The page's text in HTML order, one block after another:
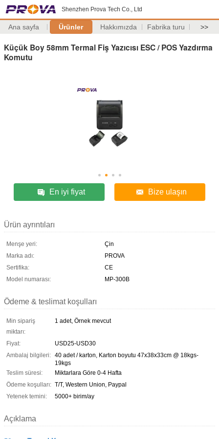
Shenzhen Prova Tech Co., Ltd
Ana sayfa Ürünler Hakkımızda Fabrika turu >>
Küçük Boy 58mm Termal Fiş Yazıcısı ESC / POS Yazdırma
Komutu
En iyi fiyat Bize ulaşın
Ürün ayrıntıları
Menşe yeri:
Çin
Marka adı:
PROVA
Sertifika:
CE
Model numarası:
MP-300B
Ödeme & teslimat koşulları
Min sipariş
miktarı:
1 adet, Örnek mevcut
Fiyat:
USD25-USD30
Ambalaj bilgileri: 40 adet / karton, Karton boyutu 47x38x33cm @ 18kgs-
19kgs
Teslim süresi:
Miktarlara Göre 0-4 Hafta
Ödeme koşulları: T/T, Western Union, Paypal
Yetenek temini:
5000+ birim/ay
Açıklama